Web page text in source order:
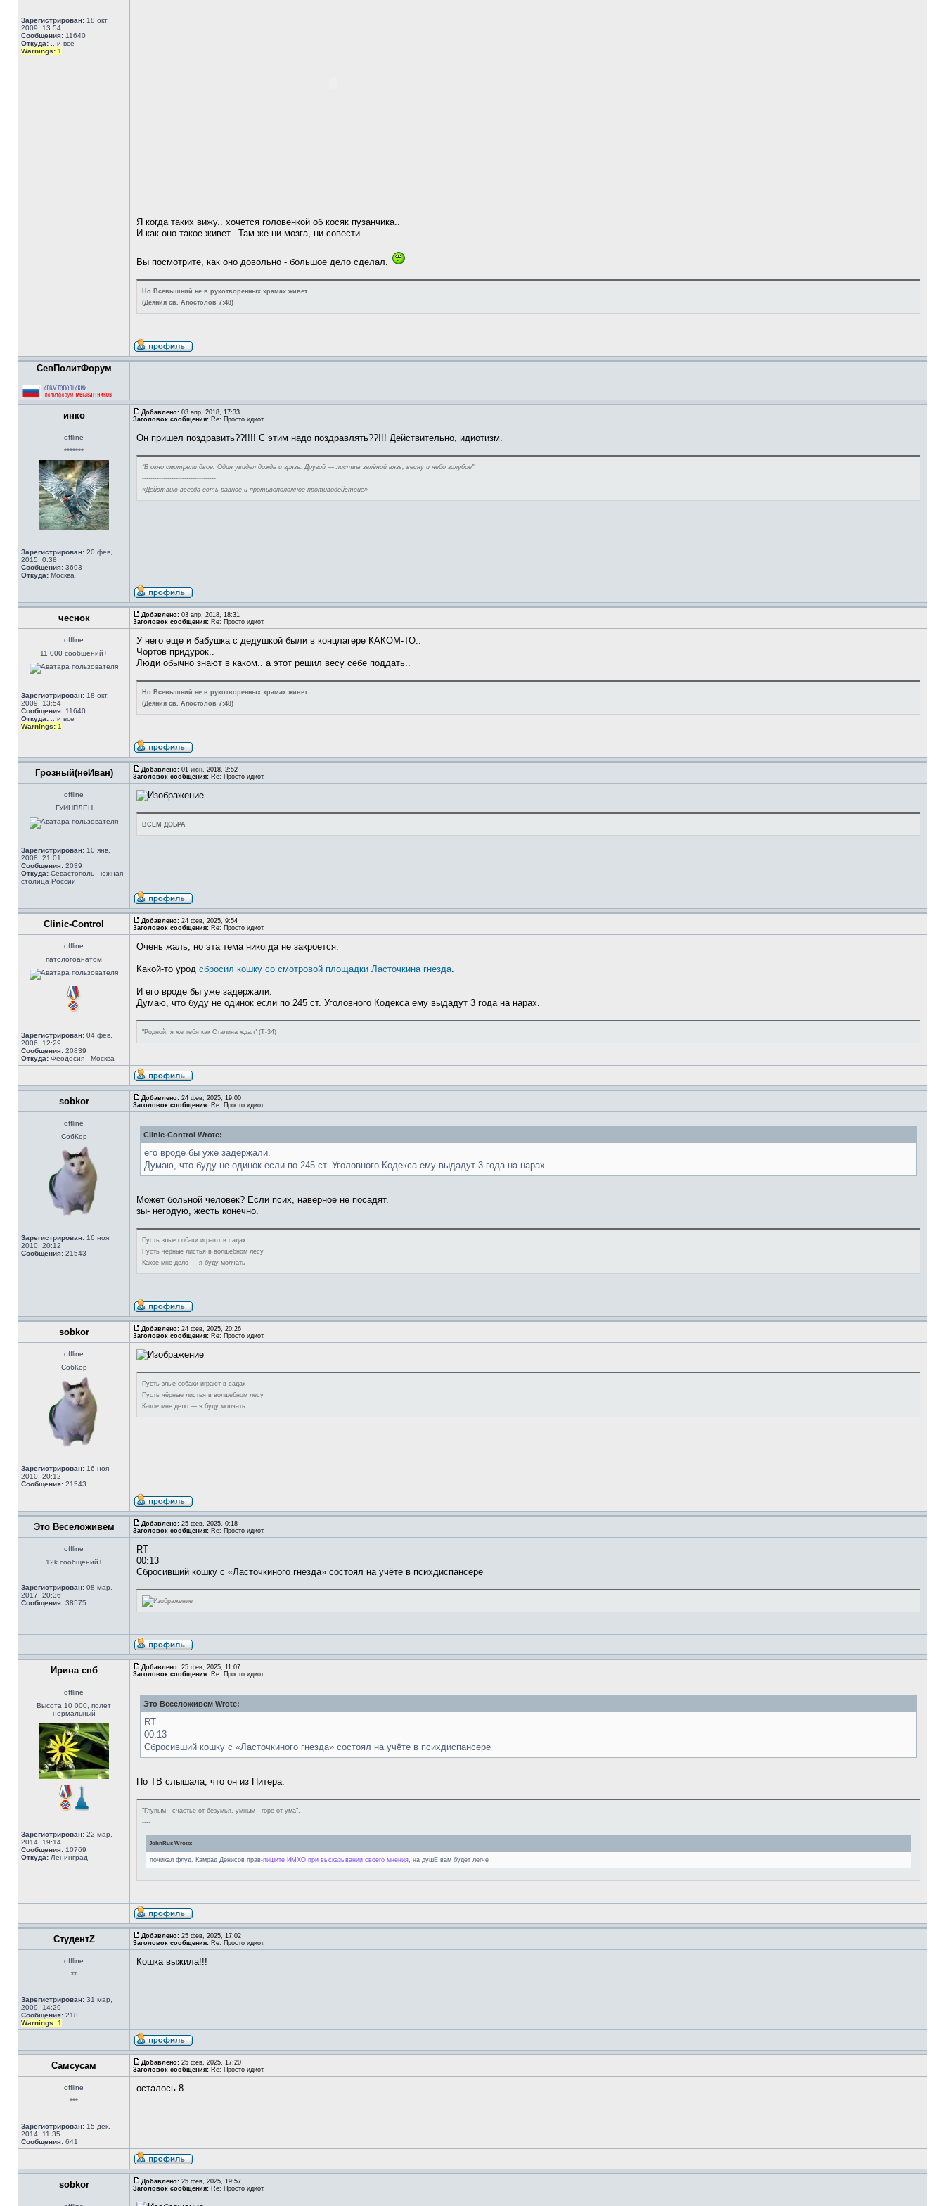
Зарегистрирован: 18 окт,
2009, 13:54
Сообщения: 11640
Откуда: .. и все
Warnings: 1
Я когда таких вижу.. хочется головенкой об косяк пузанчика..
И как оно такое живет.. Там же ни мозга, ни совести..
Вы посмотрите, как оно довольно - большое дело сделал.
Но Всевышний не в рукотворенных храмах живет…
(Деяния св. Апостолов 7:48)
СевПолитФорум
инко Добавлено: 03 апр, 2018, 17:33
Заголовок сообщения: Re: Просто идиот.
offline
*******
Зарегистрирован: 20 фев,
2015, 0:38
Сообщения: 3693
Откуда: Москва
Он пришел поздравить??!!!! С этим надо поздравлять??!!! Действительно, идиотизм.
"В окно смотрели двое. Один увидел дождь и грязь. Другой — листвы зелёной вязь, весну и небо голубое"
-----------------------------------
«Действию всегда есть равное и противоположное противодействие»
чеснок Добавлено: 03 апр, 2018, 18:31
Заголовок сообщения: Re: Просто идиот.
offline
11 000 сообщений+
Зарегистрирован: 18 окт,
2009, 13:54
Сообщения: 11640
Откуда: .. и все
Warnings: 1
У него еще и бабушка с дедушкой были в концлагере КАКОМ-ТО..
Чортов придурок..
Люди обычно знают в каком.. а этот решил весу себе поддать..
Но Всевышний не в рукотворенных храмах живет…
(Деяния св. Апостолов 7:48)
Грозный(неИван) Добавлено: 01 июн, 2018, 2:52
Заголовок сообщения: Re: Просто идиот.
offline
ГУИНПЛЕН
Зарегистрирован: 10 янв,
2008, 21:01
Сообщения: 2039
Откуда: Севастополь - южная
столица России
ВСЕМ ДОБРА
Clinic-Control Добавлено: 24 фев, 2025, 9:54
Заголовок сообщения: Re: Просто идиот.
offline
патологоанатом
Зарегистрирован: 04 фев,
2006, 12:29
Сообщения: 20839
Откуда: Феодосия - Москва
Очень жаль, но эта тема никогда не закроется.
Какой-то урод сбросил кошку со смотровой площадки Ласточкина гнезда.
И его вроде бы уже задержали.
Думаю, что буду не одинок если по 245 ст. Уголовного Кодекса ему выдадут 3 года на нарах.
"Родной, я же тебя как Сталина ждал" (Т-34)
sobkor Добавлено: 24 фев, 2025, 19:00
Заголовок сообщения: Re: Просто идиот.
offline
СобКор
Зарегистрирован: 16 ноя,
2010, 20:12
Сообщения: 21543
Clinic-Control Wrote:
его вроде бы уже задержали.
Думаю, что буду не одинок если по 245 ст. Уголовного Кодекса ему выдадут 3 года на нарах.
Может больной человек? Если псих, наверное не посадят.
зы- негодую, жесть конечно.
Пусть злые собаки играют в садах
Пусть чёрные листья в волшебном лесу
Какое мне дело — я буду молчать
sobkor Добавлено: 24 фев, 2025, 20:26
Заголовок сообщения: Re: Просто идиот.
offline
СобКор
Зарегистрирован: 16 ноя,
2010, 20:12
Сообщения: 21543
Пусть злые собаки играют в садах
Пусть чёрные листья в волшебном лесу
Какое мне дело — я буду молчать
Это Веселоживем Добавлено: 25 фев, 2025, 0:18
Заголовок сообщения: Re: Просто идиот.
offline
12k сообщений+
Зарегистрирован: 08 мар,
2017, 20:36
Сообщения: 38575
RT
00:13
Сбросивший кошку с «Ласточкиного гнезда» состоял на учёте в психдиспансере
Ирина спб Добавлено: 25 фев, 2025, 11:07
Заголовок сообщения: Re: Просто идиот.
offline
Высота 10 000, полет
нормальный
Зарегистрирован: 22 мар,
2014, 19:14
Сообщения: 10769
Откуда: Ленинград
Это Веселоживем Wrote:
RT
00:13
Сбросивший кошку с «Ласточкиного гнезда» состоял на учёте в психдиспансере
По ТВ слышала, что он из Питера.
"Глупым - счастье от безумья, умным - горе от ума".
----
JohnRus Wrote:
почикал флуд. Камрад Денисов прав-пишите ИМХО при высказывании своего мнения, на душЕ вам будет легче
СтудентZ Добавлено: 25 фев, 2025, 17:02
Заголовок сообщения: Re: Просто идиот.
offline
**
Зарегистрирован: 31 мар,
2009, 14:29
Сообщения: 218
Warnings: 1
Кошка выжила!!!
Самсусам Добавлено: 25 фев, 2025, 17:20
Заголовок сообщения: Re: Просто идиот.
offline
***
Зарегистрирован: 15 дек,
2014, 11:35
Сообщения: 641
осталось 8
sobkor Добавлено: 25 фев, 2025, 19:57
Заголовок сообщения: Re: Просто идиот.